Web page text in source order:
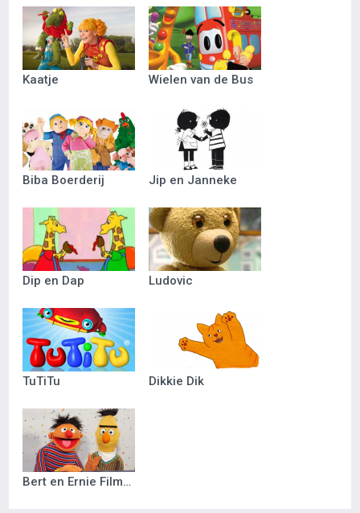
Kaatje Wielen van de Bus
Biba Boerderij Jip en Janneke
Dip en Dap Ludovic
TuTiTu Dikkie Dik
Bert en Ernie Filmpjes